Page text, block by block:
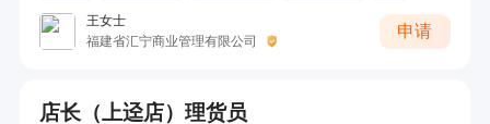
王女士
福建省汇宁商业管理有限公司
申请
店长（上迳店）理货员